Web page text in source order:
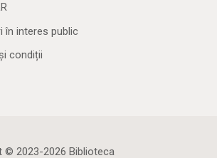
în interes public
condiții
© 2023-2026 Biblioteca